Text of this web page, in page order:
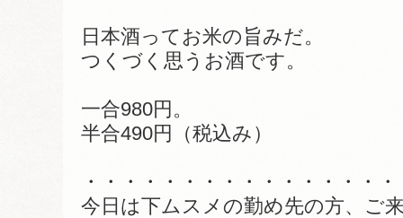
日本酒ってお米の旨みだ。
つくづく思うお酒です。
一合980円。
半合490円（税込み）
・・・・・・・・・・・・・・・
今日は下ムスメの勤め先の方、ご